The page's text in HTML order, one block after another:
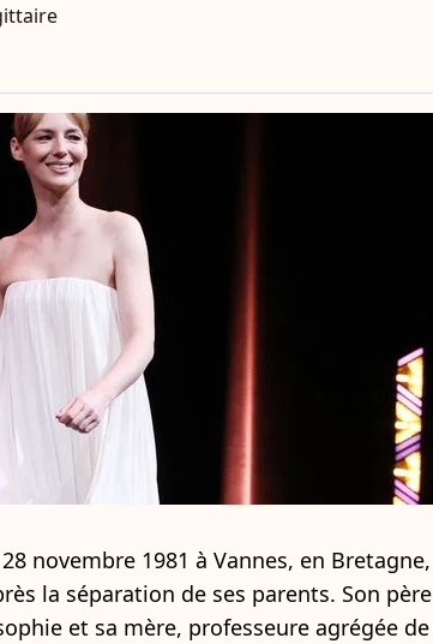
novembre 1981 à Vannes, en Bretagne,
la séparation de ses parents. Son père
et sa mère, professeure agrégée de